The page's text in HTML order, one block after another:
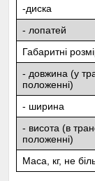
-диска
- лопатей
Габаритні
- довжина (у
положенні)
- ширина
- висота (в
положенні)
Маса, кг, не